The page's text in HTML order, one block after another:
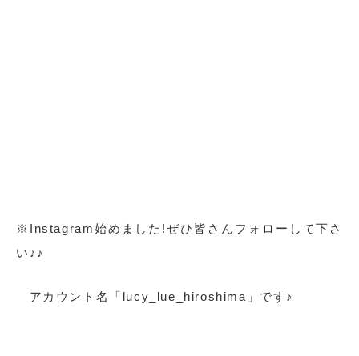
※Instagram始めました!ぜひ皆さんフォローして下さ
い♪♪
アカウント名「lucy_lue_hiroshima」です♪